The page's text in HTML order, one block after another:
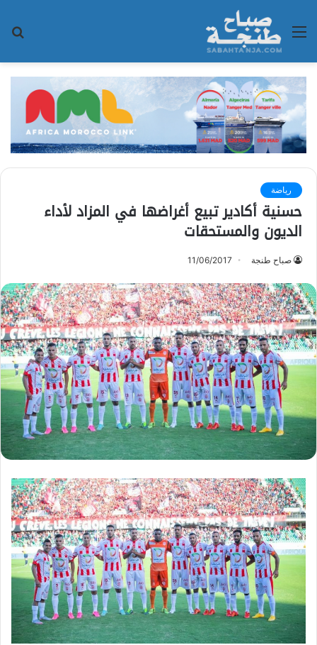
القائمة
رياضة
حسنية أكادير تبيع أغراضها في المزاد لأداء
الديون والمستحقات
صباح طنجة 11/06/2017